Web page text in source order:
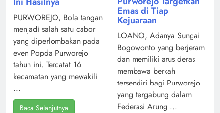
PURWOREJO, Bola tangan
menjadi salah satu cabor
yang diperlombakan pada
even Popda Purworejo
tahun ini. Tercatat 16
kecamatan yang mewakili
...
Baca Selanjutnya
Emas di Tiap
Kejuaraan
LOANO, Adanya Sungai
Bogowonto yang berjeram
dan memiliki arus deras
membawa berkah
tersendiri bagi Purworejo
yang tergabung dalam
Federasi Arung ...